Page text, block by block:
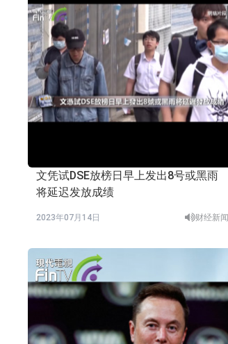
文凭试DSE放榜日早上发出8号或黑雨
将延迟发放成绩
2023年07月14日 财经新闻